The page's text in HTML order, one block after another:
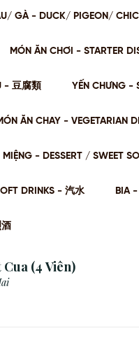
GÀ - DUCK/ PIGEON/
MÓN ĂN CHƠI - STARTER
- 豆腐類 YẾN CHƯNG -
ĂN CHAY - VEGETARIAN
MIỆNG - DESSERT / SWEET
DRINKS - 汽⽔ BIA
酒
(4 Viên)